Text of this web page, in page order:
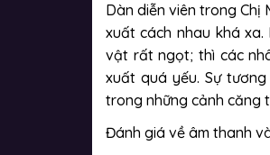
Dàn diễn viên trong Chị
xuất cách nhau khá xa.
vật rất ngọt; thì các
xuất quá yếu. Sự
trong những cảnh căng
Đánh giá về âm thanh